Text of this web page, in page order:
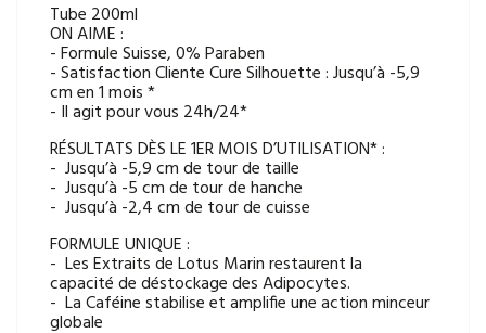
Tube 200ml
ON AIME :
- Formule Suisse, 0% Paraben
- Satisfaction Cliente Cure Silhouette : Jusqu’à -5,9
cm en 1 mois *
- Il agit pour vous 24h/24*
RÉSULTATS DÈS LE 1ER MOIS D’UTILISATION* :
- Jusqu’à -5,9 cm de tour de taille
- Jusqu’à -5 cm de tour de hanche
- Jusqu’à -2,4 cm de tour de cuisse
FORMULE UNIQUE :
- Les Extraits de Lotus Marin restaurent la
capacité de déstockage des Adipocytes.
- La Caféine stabilise et amplifie une action minceur
globale